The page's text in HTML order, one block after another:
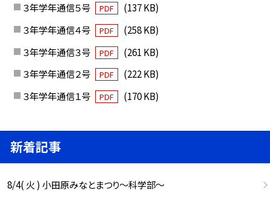
３年学年通信５号 PDF
(137 KB)
３年学年通信４号
PDF
(258 KB)
３年学年通信３号
PDF
(261 KB)
３年学年通信２号
PDF
(222 KB)
３年学年通信１号
PDF (170 KB)
新着記事
8/4( 火 ) 小田原みなとまつり～科学部～